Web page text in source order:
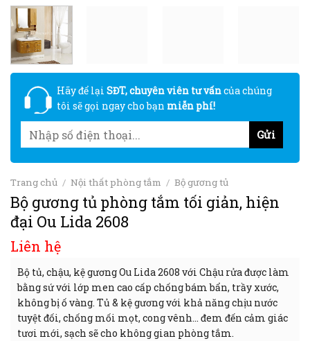
Hãy để lại SĐT, chuyên viên tư vấncủa chúng
tôi sẽ gọi ngay cho bạn miễn phí!
Trang chủ / Nội thất phòng tắm / Bộ gương tủ
Bộ gương tủ phòng tắm tối giản, hiện
đại Ou Lida 2608
Liên hệ
Bộ tủ, chậu, kệ gương Ou Lida 2608 với Chậu rửa được làm
bằng sứ với lớp men cao cấp chống bám bẩn, trầy xước,
không bị ố vàng. Tủ & kệ gương với khả năng chịu nước
tuyệt đối, chống mối mọt, cong vênh… đem đến cảm giác
tươi mới, sạch sẽ cho không gian phòng tắm.